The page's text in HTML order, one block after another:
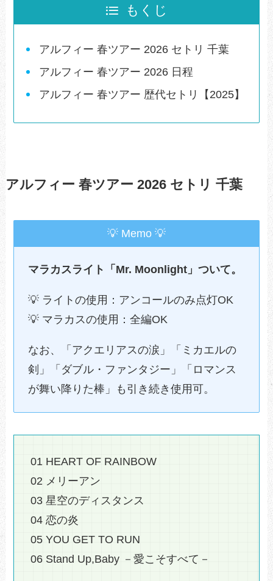
もくじ
アルフィー 春ツアー 2026 セトリ 千葉
アルフィー 春ツアー 2026 日程
アルフィー 春ツアー 歴代セトリ【2025】
アルフィー 春ツアー 2026 セトリ 千葉
💡 Memo 💡
マラカスライト「Mr. Moonlight」ついて。
💡 ライトの使用：アンコールのみ点灯OK
💡 マラカスの使用：全編OK
なお、「アクエリアスの涙」「ミカエルの
剣」「ダブル・ファンタジー」「ロマンス
が舞い降りた棒」も引き続き使用可。
01 HEART OF RAINBOW
02 メリーアン
03 星空のディスタンス
04 恋の炎
05 YOU GET TO RUN
06 Stand Up,Baby －愛こそすべて－